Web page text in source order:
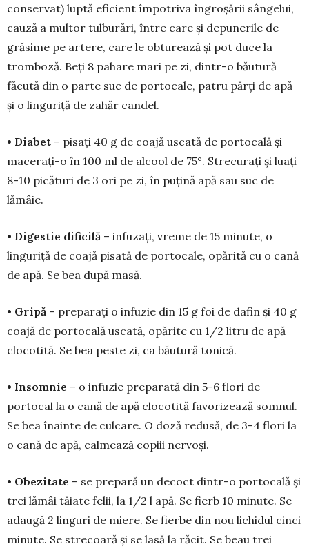
conservat) lup­tă eficient împotriva în­groșării sângelui,
cauză a multor tulburări, între care și depunerile de
gră­sime pe artere, care le ob­tu­rează și pot duce la
trom­boză. Beți 8 pahare mari pe zi, dintr-o bău­tură
făcută din o parte suc de por­to­cale, patru părți de apă
și o linguriță de zahăr candel.
• Diabet – pisați 40 g de coajă us­cată de portocală și
macerați-o în 100 ml de alcool de 75°. Strecurați și luați
8-10 picături de 3 ori pe zi, în puțină apă sau suc de
lămâie.
• Digestie dificilă – infuzați, vreme de 15 minute, o
linguriță de coajă pi­sată de portocale, opărită cu o cană
de apă. Se bea după masă.
• Gripă – preparați o infuzie din 15 g foi de dafin și 40 g
coajă de porto­cală uscată, opărite cu 1/2 litru de apă
clocotită. Se bea peste zi, ca băutură to­nică.
• Insomnie – o infuzie preparată din 5-6 flori de
portocal la o cană de apă clocotită favorizează som­nul.
Se bea înainte de culcare. O doză redusă, de 3-4 flori la
o cană de apă, calmează copiii nervoși.
• Obezitate – se prepară un decoct dintr-o portocală și
trei lămâi tăiate felii, la 1/2 l apă. Se fierb 10 mi­nute. Se
adaugă 2 linguri de mie­re. Se fier­be din nou lichidul cinci
minute. Se strecoară și se lasă la răcit. Se beau trei